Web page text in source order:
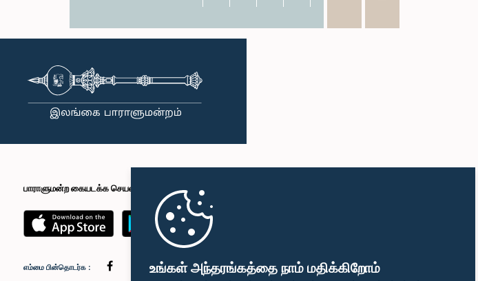
உங்கள் அந்தரங்கத்தை நாம் மதிக்கிறோம்
பாராளுமன்ற கையடக்க செயலி
எம்மை பின்தொடர்க :